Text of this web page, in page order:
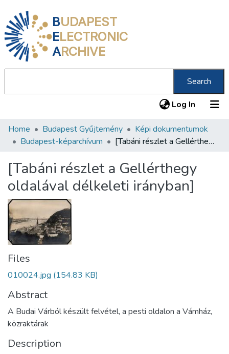
BUDAPEST
ELECTRONIC
ARCHIVE
Search
Log In (current)
Communities & Collections
Statistics
About us
Home Budapest Gyűjtemény
Képi dokumentumok
Budapest-képarchívum
[Tabáni részlet a Gellérthegy oldalával délkeleti irányban]
[Tabáni részlet a Gellérthegy
oldalával délkeleti irányban]
Files
010024.jpg (154.83 KB)
Abstract
A Budai Várból készült felvétel, a pesti oldalon a Vámház,
közraktárak
Description